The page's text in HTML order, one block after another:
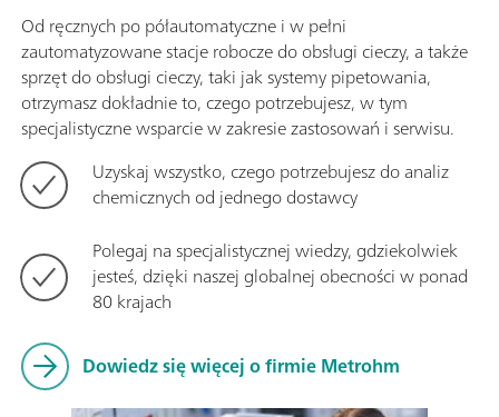
Od ręcznych po półautomatyczne i w pełni
zautomatyzowane stacje robocze do obsługi cieczy, a także
sprzęt do obsługi cieczy, taki jak systemy pipetowania,
otrzymasz dokładnie to, czego potrzebujesz, w tym
specjalistyczne wsparcie w zakresie zastosowań i serwisu.
Uzyskaj wszystko, czego potrzebujesz do analiz
chemicznych od jednego dostawcy
Polegaj na specjalistycznej wiedzy, gdziekolwiek
jesteś, dzięki naszej globalnej obecności w ponad
80 krajach
Dowiedz się więcej o firmie Metrohm